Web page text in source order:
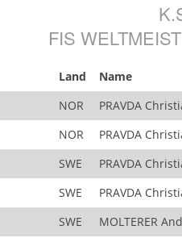
FIS
Land Name
NOR PRAVDA
NOR PRAVDA
SWE PRAVDA
SWE PRAVDA
SWE MOLTERER